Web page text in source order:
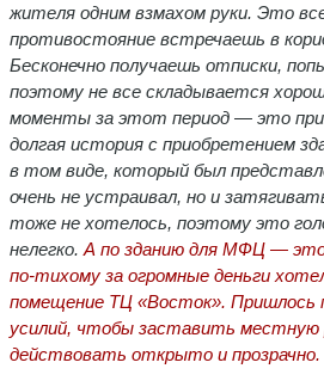
жителя одним взмахом руки. Это
противостояние встречаешь в
Бесконечно получаешь отписки,
поэтому не все складывается
моменты за этот период — это
долгая история с приобретением
в том виде, который был
очень не устраивал, но и
тоже не хотелось, поэтому это
нелегко. А по зданию для МФЦ — это
по-тихому за огромные деньги
помещение ТЦ «Восток». Пришлось
усилий, чтобы заставить местную
действовать открыто и прозрачно.